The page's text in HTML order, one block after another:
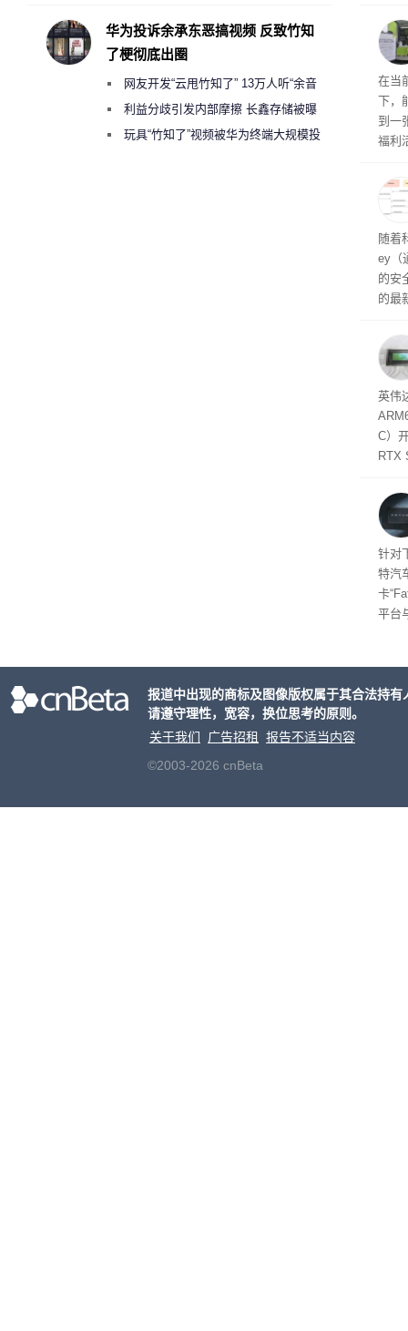
在当
下，
到一
福利
州
家
这一
（
户
随着
ey（
的安
的最
内
以利
并
在线
件是
软件
态
英伟
C）
RTX
将
的技
起
针对
特汽
卡
平台
华为投诉余承东恶搞视频 反致竹知
了梗彻底出圈
网友开发“云甩竹知了” 13万人听“余音
绕梁”利益分歧引发内部摩擦 长鑫存储被曝
曾将华为驻场工程师驱逐出研发基地
玩具“竹知了”视频被华为终端大规模投
报道中出现的商标及图像版权属于其合法持
请遵守理性，宽容，换位思考的原则。
关于我们
广告招租
报告不适当内容
©2003-2026 cnBeta